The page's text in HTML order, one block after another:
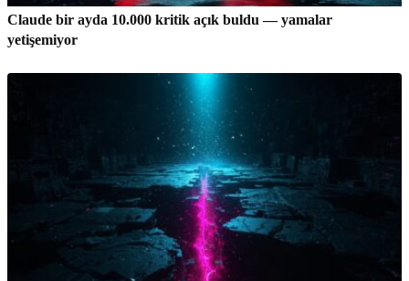
Claude bir ayda 10.000 kritik açık buldu — yamalar
yetişemiyor